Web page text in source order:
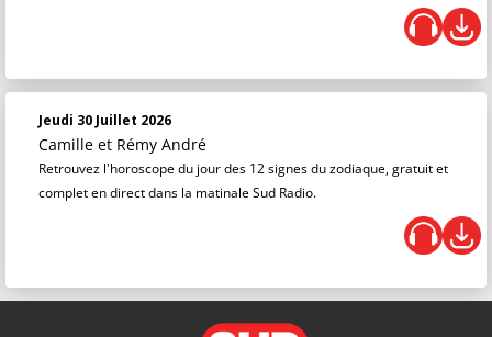
Jeudi 30 Juillet 2026
Camille et Rémy André
Retrouvez l'horoscope du jour des 12 signes du zodiaque, gratuit et
complet en direct dans la matinale Sud Radio.